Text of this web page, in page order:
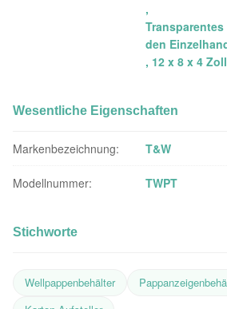
,
den
, 12 x 8 x 4
Wesentliche Eigenschaften
Markenbezeichnung: T&W
Modellnummer: TWPT
Stichworte
Wellpappenbehälter